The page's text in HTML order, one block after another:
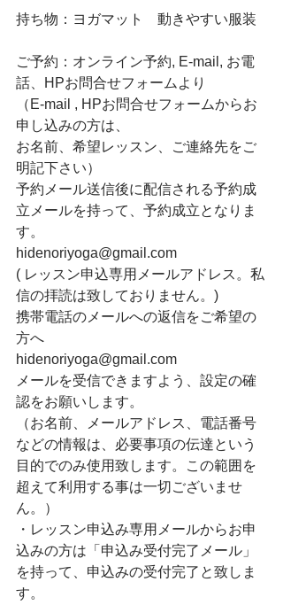
持ち物：ヨガマット　動きやすい服装
ご予約：オンライン予約, E-mail, お電
話、HPお問合せフォームより
（E-mail , HPお問合せフォームからお
申し込みの方は、
お名前、希望レッスン、ご連絡先をご
明記下さい）
予約メール送信後に配信される予約成
立メールを持って、予約成立となりま
す。
hidenoriyoga@gmail.com
( レッスン申込専用メールアドレス。私
信の拝読は致しておりません。)
携帯電話のメールへの返信をご希望の
方へ
hidenoriyoga@gmail.com
メールを受信できますよう、設定の確
認をお願いします。
（お名前、メールアドレス、電話番号
などの情報は、必要事項の伝達という
目的でのみ使用致します。この範囲を
超えて利用する事は一切ございませ
ん。）
・レッスン申込み専用メールからお申
込みの方は「申込み受付完了メール」
を持って、申込みの受付完了と致しま
す。